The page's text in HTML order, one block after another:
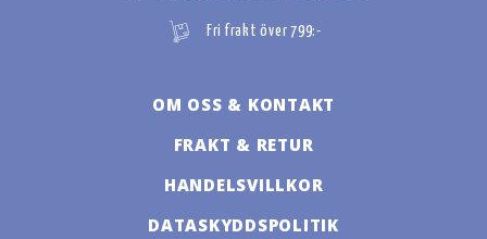
Fri frakt över 799:-
OM OSS & KONTAKT
FRAKT & RETUR
HANDELSVILLKOR
DATASKYDDSPOLITIK